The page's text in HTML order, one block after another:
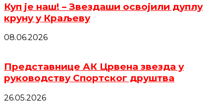
Куп је наш! – Звездаши освојили дуплу
круну у Краљеву
08.06.2026
Представнице АК Црвена звезда у
руководству Спортског друштва
26.05.2026